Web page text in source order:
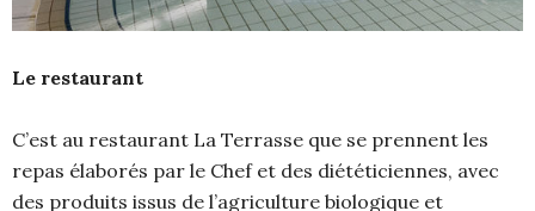
Le restaurant
C’est au restaurant La Terrasse que se prennent les
repas élaborés par le Chef et des diététiciennes, avec
des produits issus de l’agriculture biologique et